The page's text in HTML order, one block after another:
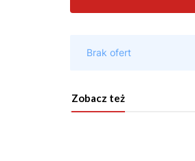
Zobacz też